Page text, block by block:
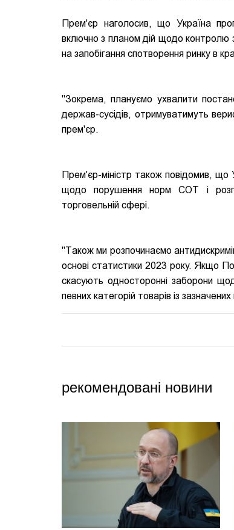
Прем'єр наголосив, що Україна
включно з планом дій щодо контролю
на запобігання спотворення ринку в
"Зокрема, плануємо ухвалити
держав-сусідів, отримуватимуть
прем'єр.
Прем'єр-міністр також повідомив,
щодо порушення норм СОТ і
торговельній сфері.
"Також ми розпочинаємо
основі статистики 2023 року. Якщо
скасують односторонні заборони
певних категорій товарів із
рекомендовані новини